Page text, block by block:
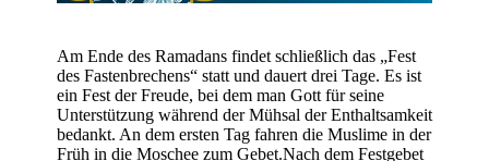
Am Ende des Ramadans findet schließlich das „Fest
des Fastenbrechens“ statt und dauert drei Tage. Es ist
ein Fest der Freude, bei dem man Gott für seine
Unterstützung während der Mühsal der Enthaltsamkeit
bedankt. An dem ersten Tag fahren die Muslime in der
Früh in die Moschee zum Gebet.Nach dem Festgebet